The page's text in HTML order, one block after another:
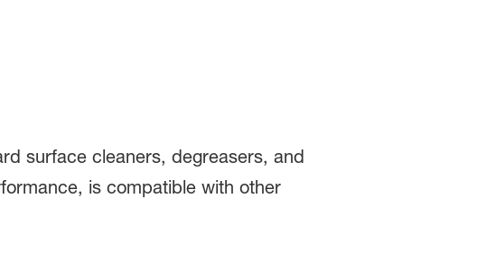
surface cleaners, degreasers, and
is compatible with other